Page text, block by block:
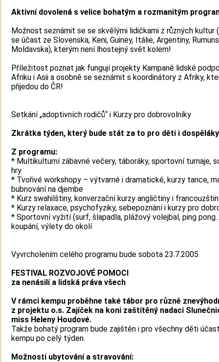
Aktivní dovolená s velice bohatým a rozmanitým
Možnost seznámit se se skvělými lidičkami z různých kultur
se účast ze Slovenska, Keni, Guiney, Itálie, Argentiny,
Moldavska), kterým není lhostejný svět kolem!
Příležitost poznat jak fungují projekty Kampaně lidské
Afriku i Asii a osobně se seznámit s koordinátory z Afriky,
přijedou do ČR!
Setkání „adoptivních rodičů“ i Kurzy pro dobrovolníky
Zkrátka týden, který bude stát za to pro děti i
Z programu:
* Multikulturní zábavné večery, táboráky, sportovní turnaje,
hry
* Tvořivé workshopy – výtvarné i dramatické, kurzy tance,
bubnování na djembe
* Kurz swahilštiny, konverzační kurzy angličtiny i
* Kurzy relaxace, psychofyziky, sebepoznání i kurzy pro
* Sportovní vyžití (surf, šlapadla, plážový volejbal, ping
koupání, výlety do okolí
Vyvrcholením celého programu bude sobota 23.7.2005
FESTIVAL ROZVOJOVÉ POMOCI
za nenásilí a lidská práva všech
V rámci kempu proběhne také tábor pro různě
z projektu o.s. Zajíček na koni zaštítěný nadací
miss Heleny Houdové.
Takže bohatý program bude zajištěn i pro všechny děti
kempu po celý týden.
Možnosti ubytování a stravování: